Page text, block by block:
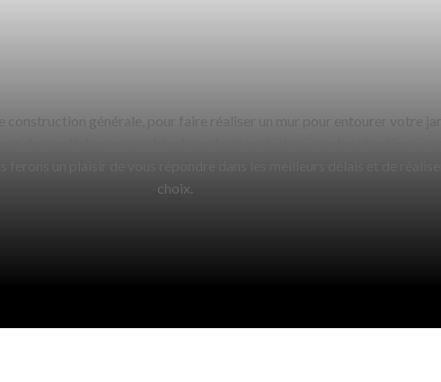
construction générale, pour faire réaliser un mur pour entourer votre
choix.